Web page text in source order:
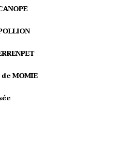
MOMIE